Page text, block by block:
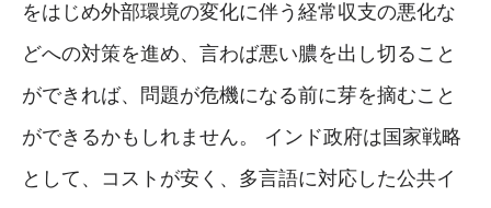
をはじめ外部環境の変化に伴う経常収支の悪化な
どへの対策を進め、言わば悪い膿を出し切ること
ができれば、問題が危機になる前に芽を摘むこと
ができるかもしれません。 インド政府は国家戦略
として、コストが安く、多言語に対応した公共イ